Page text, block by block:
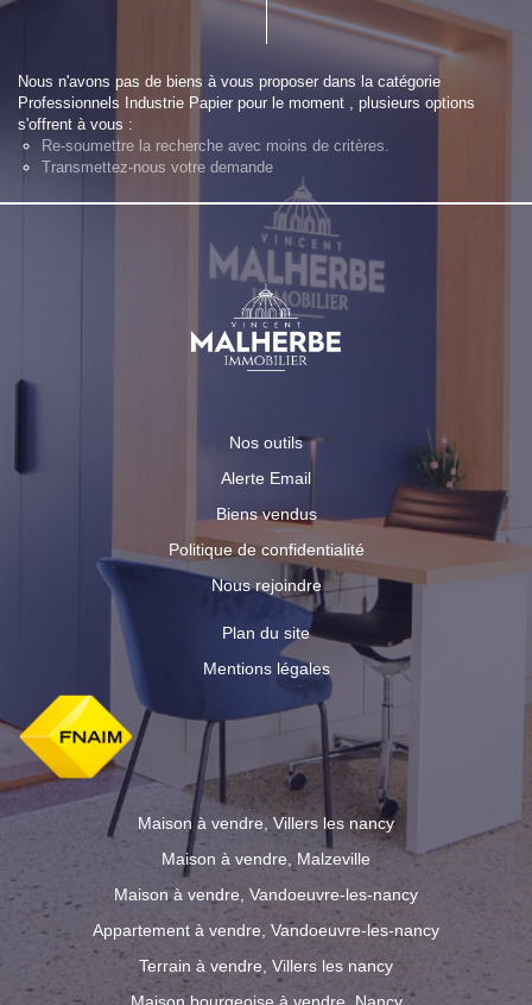
Nous n'avons pas de biens à vous proposer dans la catégorie
Professionnels Industrie Papier pour le moment , plusieurs options
s'offrent à vous :
Re-soumettre la recherche avec moins de critères.
Transmettez-nous votre demande
Nos outils
Alerte Email
Biens vendus
Politique de confidentialité
Nous rejoindre
Plan du site
Mentions légales
Maison à vendre, Villers les nancy
Maison à vendre, Malzeville
Maison à vendre, Vandoeuvre-les-nancy
Appartement à vendre, Vandoeuvre-les-nancy
Terrain à vendre, Villers les nancy